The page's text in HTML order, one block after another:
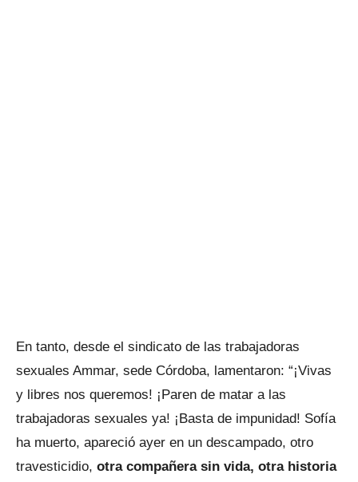
En tanto, desde el sindicato de las trabajadoras
sexuales Ammar, sede Córdoba, lamentaron: “¡Vivas
y libres nos queremos! ¡Paren de matar a las
trabajadoras sexuales ya! ¡Basta de impunidad! Sofía
ha muerto, apareció ayer en un descampado, otro
travesticidio, otra compañera sin vida, otra historia